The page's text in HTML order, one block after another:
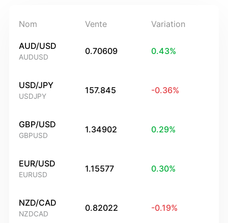
Nom Vente Variation
AUD/USD
AUDUSD
0.70609 0.43%
USD/JPY
USDJPY
157.845 -0.36%
GBP/USD
GBPUSD
1.34902 0.29%
EUR/USD
EURUSD
1.15577 0.30%
NZD/CAD
NZDCAD
0.82022 -0.19%